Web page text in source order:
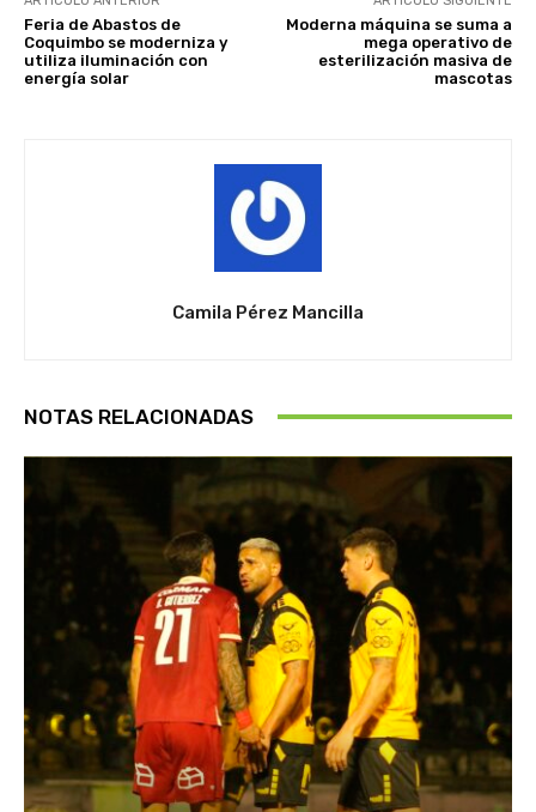
Feria de Abastos de
Coquimbo se moderniza y
utiliza iluminación con
energía solar
Moderna máquina se suma a
mega operativo de
esterilización masiva de
mascotas
Camila Pérez Mancilla
NOTAS RELACIONADAS